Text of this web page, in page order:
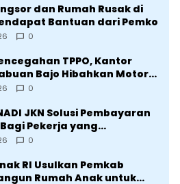
dan Rumah Rusak di
Bantuan dari Pemko
0
TPPO, Kantor
Bajo Hibahkan Motor
ke Lima Desa di
0
JKN Solusi Pembayaran
Pekerja yang
Tidak Tetap
0
RI Usulkan Pemkab
Rumah Anak untuk